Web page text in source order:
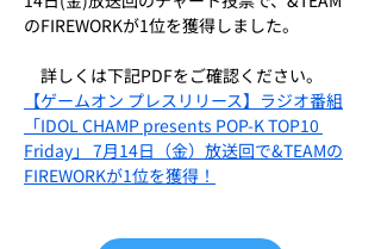
のFIREWORKが1位を獲得しました。
詳しくは下記PDFをご確認ください。
【ゲームオン プレスリリース】ラジオ番組
「IDOL CHAMP presents POP-K TOP10
Friday」 7月14日（金）放送回で&TEAMの
FIREWORKが1位を獲得！